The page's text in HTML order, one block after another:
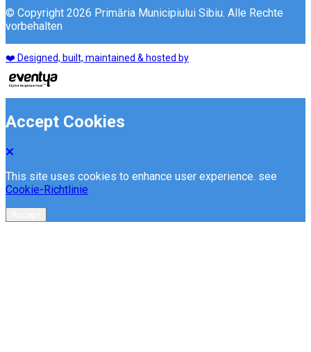
© Copyright 2026 Primăria Municipiului Sibiu. Alle Rechte
vorbehalten
❤️ Designed, built, maintained & hosted by
Accept Cookies
This site uses cookies to enhance user experience. see
Cookie-Richtlinie